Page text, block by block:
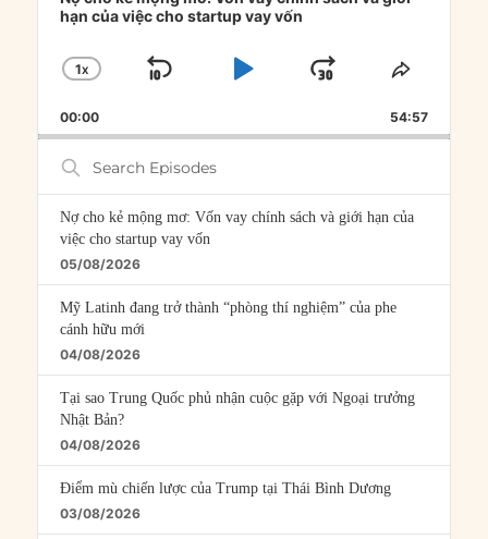
hạn của việc cho startup vay vốn
CHANGE
RATE
1X
SKIP
PLAYJUMP
FORWARD
SHARE
00:00 54:57
Search
Episodes
Nợ cho kẻ mộng mơ: Vốn vay chính sách và giới hạn của
việc cho startup vay vốn
05/08/2026
Mỹ Latinh đang trở thành “phòng thí nghiệm” của phe
cánh hữu mới
04/08/2026
Tại sao Trung Quốc phủ nhận cuộc gặp với Ngoại trưởng
Nhật Bản?
04/08/2026
Điểm mù chiến lược của Trump tại Thái Bình Dương
03/08/2026